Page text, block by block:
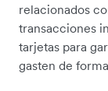
relacionados
transacciones
tarjetas para
gasten de